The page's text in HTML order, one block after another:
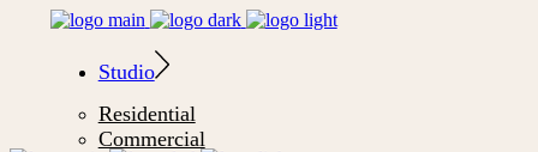
Studio
Residential
Commercial